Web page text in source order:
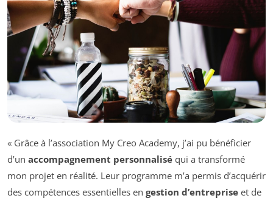
« Grâce à l’association My Creo Academy, j’ai pu bénéficier
d’un accompagnement personnalisé qui a transformé
mon projet en réalité. Leur programme m’a permis d’acquérir
des compétences essentielles en gestion d’entreprise et de